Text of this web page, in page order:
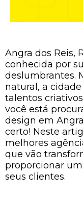
Angra dos Reis,
conhecida por
deslumbrantes.
natural, a
talentos
você está
design em
certo! Neste
melhores
que vão
proporcionar
seus clientes.